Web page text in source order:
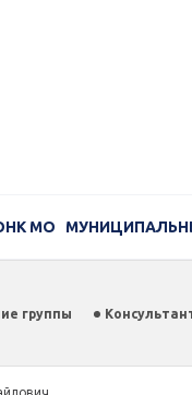
МО
группы